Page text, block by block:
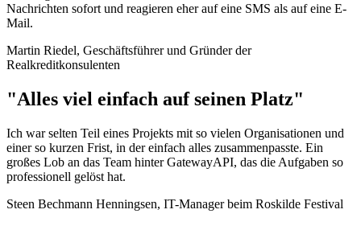
Nachrichten sofort und reagieren eher auf eine SMS als auf eine E-
Mail.
Martin Riedel, Geschäftsführer und Gründer der
Realkreditkonsulenten
"Alles viel einfach auf seinen Platz"
Ich war selten Teil eines Projekts mit so vielen Organisationen und
einer so kurzen Frist, in der einfach alles zusammenpasste. Ein
großes Lob an das Team hinter GatewayAPI, das die Aufgaben so
professionell gelöst hat.
Steen Bechmann Henningsen, IT-Manager beim Roskilde Festival